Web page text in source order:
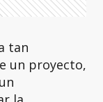
tan
un proyecto,